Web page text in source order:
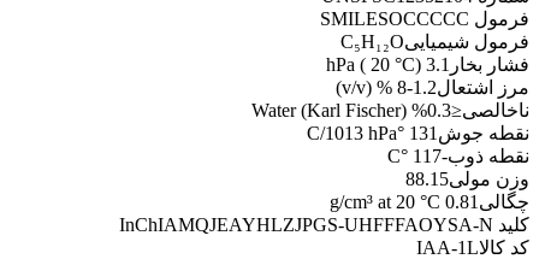
فرمول SMILES OCCCCC
فرمول شیمیاییC₅H₁₂O
فشار بخار 3.1 hPa ( 20 °C)
مرز اشتعال1.2-8 % (v/v)
ناخالصی≤0.3% Water (Karl Fischer)
نقطه جوش 131 °C/1013 hPa
نقطه ذوب-117 °C
وزن مولی88.15
چگالی 0.81 g/cm³ at 20 °C
کلید InChI AMQJEAYHLZJPGS-UHFFFAOYSA-N
کد کالاIAA-1L